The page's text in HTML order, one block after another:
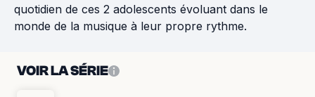
quotidien de ces 2 adolescents évoluant dans le
monde de la musique à leur propre rythme.
VOIR LA SÉRIE